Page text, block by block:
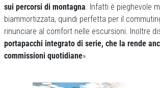
sui percorsi di montagna. Infatti è pieghevole
biammortizzata, quindi perfetta per il
rinunciare al comfort nelle escursioni. Inoltre
portapacchi integrato di serie, che la rende
commissioni quotidiane».